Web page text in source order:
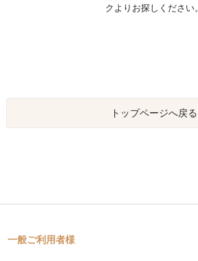
クよりお探しください。
トップページへ戻る
一般ご利用者様